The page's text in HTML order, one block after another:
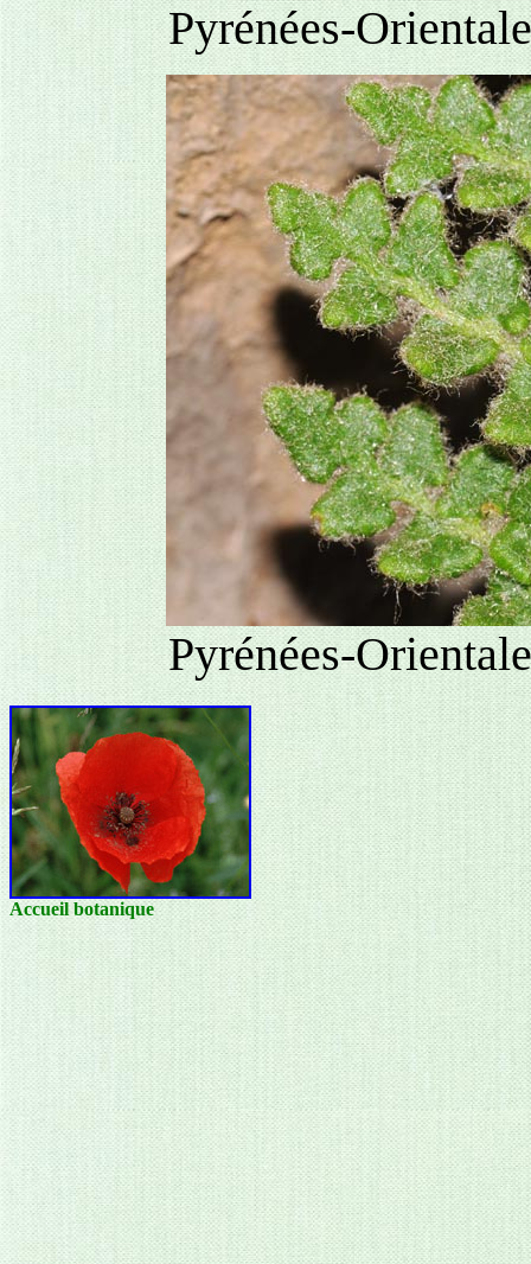
Pyrénées-
Pyrénées-
Accueil botanique